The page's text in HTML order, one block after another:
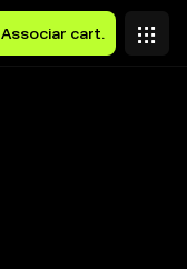
Associar cart.